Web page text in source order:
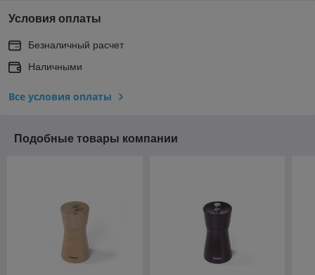
Условия оплаты
Безналичный расчет
Наличными
Все условия оплаты
Подобные товары компании